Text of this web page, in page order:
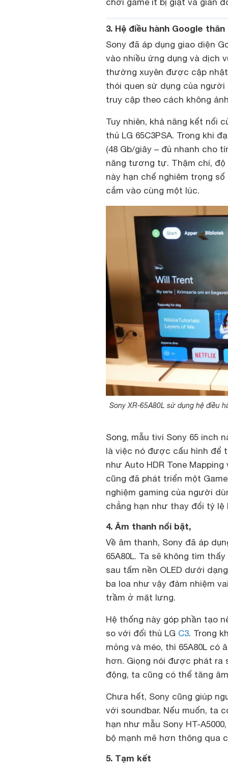
chơi game ít bị giật và gián
3. Hệ điều hành Google
Sony đã áp dụng giao diện
vào nhiều ứng dụng và dịch
thường xuyên được cập
thói quen sử dụng của người
truy cập theo cách không
Tuy nhiên, khả năng kết nối
thủ LG 65C3PSA. Trong khi
(48 Gb/giây – đủ nhanh cho
năng tương tự. Thậm chí, độ
này hạn chế nghiêm trọng
cắm vào cùng một lúc.
Sony XR-65A80L sử dụng hệ điều
Song, mẫu tivi Sony 65 inch
là việc nó được cấu hình để
như Auto HDR Tone
cũng đã phát triển một
nghiệm gaming của người
chẳng hạn như thay đổi tỷ lệ
4. Âm thanh nổi bật,
Về âm thanh, Sony đã áp
65A80L. Ta sẽ không tìm
sau tấm nền OLED dưới
ba loa như vậy đảm nhiệm
trầm ở mặt lưng.
Hệ thống này góp phần tạo
so với đối thủ LG C3. Trong
mỏng và méo, thì 65A80L có
hơn. Giọng nói được phát ra
động, ta cũng có thể tăng
Chưa hết, Sony cũng giúp
với soundbar. Nếu muốn, ta
hạn như mẫu Sony HT-
bộ mạnh mẽ hơn thông qua
5. Tạm kết